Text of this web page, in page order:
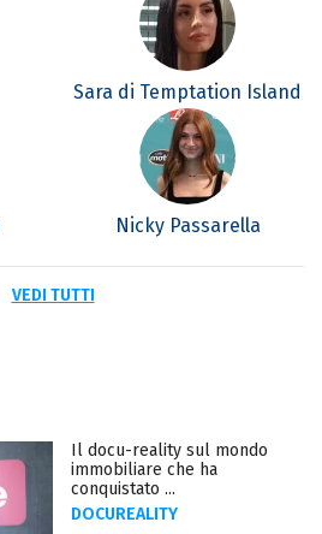
Sara di Temptation Island
Nicky Passarella
VEDI TUTTI
Il docu-reality sul mondo
immobiliare che ha
conquistato ...
DOCUREALITY